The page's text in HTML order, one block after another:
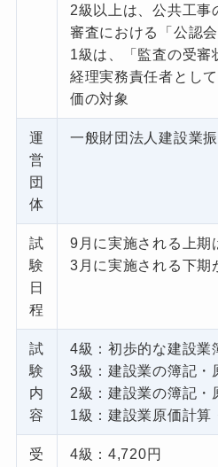
2級以上は、公共工事
審査における「公認
1級は、「監査の受審
経理実務責任者とし
価の対象
運
営
団
体
一般財団法人建設業
試
験
日
程
9月に実施される上期
3月に実施される下期
試
験
内
容
4級：初歩的な建設業
3級：建設業の簿記・
2級：建設業の簿記・
1級：建設業原価計算
受
4級：4,720円